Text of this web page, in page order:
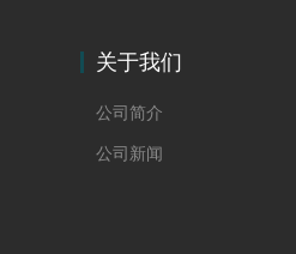
关于我们
公司简介
公司新闻